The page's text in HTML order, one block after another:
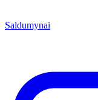
Saldumynai